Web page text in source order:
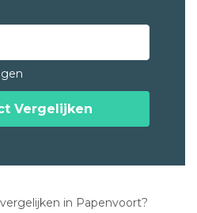
Vergelijken
in Papenvoort?